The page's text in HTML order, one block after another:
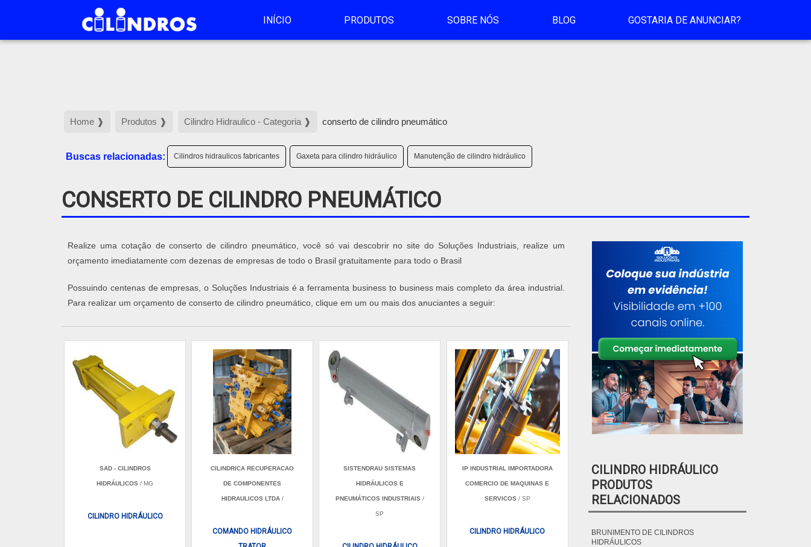
INÍCIO PRODUTOS SOBRE NÓS BLOG GOSTARIA DE ANUNCIAR?
Home ❱ Produtos ❱ Cilindro Hidraulico - Categoria ❱ conserto de cilindro pneumático
Buscas relacionadas: Cilindros hidraulicos fabricantes Gaxeta para cilindro hidráulico Manutenção de cilindro hidráulico
CONSERTO DE CILINDRO PNEUMÁTICO
Realize uma cotação de conserto de cilindro pneumático, você só vai descobrir no site do Soluções Industriais, realize um
orçamento imediatamente com dezenas de empresas de todo o Brasil gratuitamente para todo o Brasil
Possuindo centenas de empresas, o Soluções Industriais é a ferramenta business to business mais completo da área industrial.
Para realizar um orçamento de conserto de cilindro pneumático, clique em um ou mais dos anuciantes a seguir:
SAD - CILINDROS
HIDRÁULICOS / MG
CILINDRO HIDRÁULICO
CILINDRICA RECUPERACAO
DE COMPONENTES
HIDRAULICOS LTDA/
COMANDO HIDRÁULICO
SISTENDRAU SISTEMAS
HIDRÁULICOS E
PNEUMÁTICOS INDUSTRIAIS/
SP
IP INDUSTRIAL IMPORTADORA
COMERCIO DE MAQUINAS E
SERVICOS/ SP
CILINDRO HIDRÁULICO
CILINDRO HIDRÁULICO
PRODUTOS
RELACIONADOS
BRUNIMENTO DE CILINDROS
HIDRÁULICOS